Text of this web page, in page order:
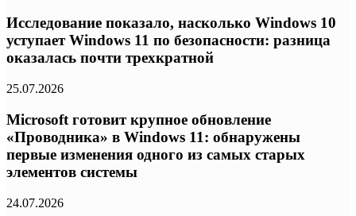
Исследование показало, насколько Windows 10
уступает Windows 11 по безопасности: разница
оказалась почти трехкратной
25.07.2026
Microsoft готовит крупное обновление
«Проводника» в Windows 11: обнаружены
первые изменения одного из самых старых
элементов системы
24.07.2026